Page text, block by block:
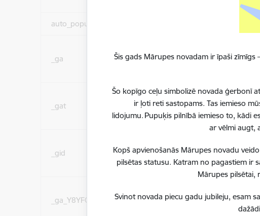
Šis gads Mārupes novadam ir īpaši
Šo kopīgo ceļu simbolizē novada ģerbonī
ir ļoti reti sastopams. Tas iemieso
lidojumu. Pupuķis pilnībā iemieso to, kādi
ar vēlmi augt,
Kopš apvienošanās Mārupes novadu
pilsētas statusu. Katram no pagastiem ir
Mārupes pilsētai,
Svinot novada piecu gadu jubileju, esam
auto_popup_showed
_ga
lai uzlabotu vietnes darbību un
_gat
Statistikas sīkdatnes
lai uzlabotu vietnes darbību un
pakalpojumus)
_gid
lai uzlabotu vietnes darbību un
pakalpojumus)
_ga_Y8YFCL82PW
lai uzlabotu vietnes darbību un